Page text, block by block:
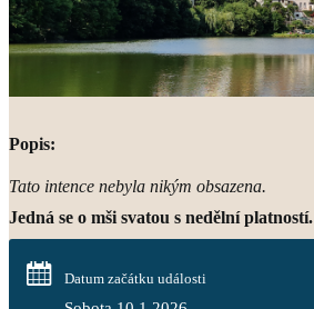
Popis:
Tato intence nebyla nikým obsazena.
Jedná se o mši svatou s nedělní platností.
Datum začátku události